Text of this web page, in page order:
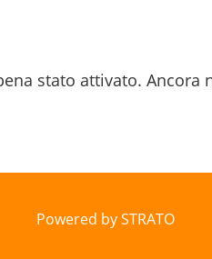
stato attivato. Ancora
Powered by STRATO